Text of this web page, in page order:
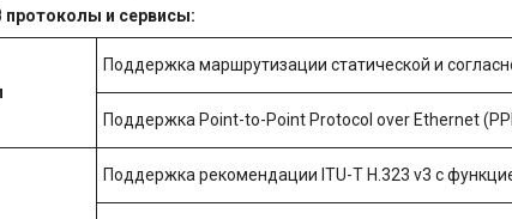
протоколы и сервисы:
Поддержка маршрутизации статической и
Поддержка Point-to-Point Protocol over Ethernet
Поддержка рекомендации ITU-T H.323 v3 с